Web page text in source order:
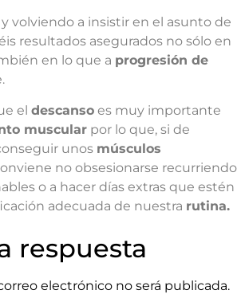
y volviendo a insistir en el asunto de
resultados asegurados no sólo en
en lo que a progresión de
el descanso es muy importante
muscular por lo que, si de
unos músculos
no obsesionarse recurriendo
o a hacer días extras que estén
adecuada de nuestra rutina.
respuesta
electrónico no será publicada.